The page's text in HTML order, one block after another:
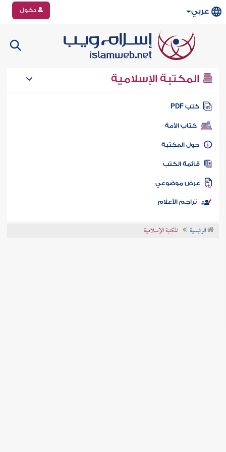
عربي دخول
المكتبة الإسلامية
كتب PDF
كتاب الأمة
المكتبة
الكتب
موضوعي
تراجم الأعلام
الرئيسية المكتبة الإسلامية